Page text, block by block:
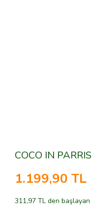
COCO IN
1.199,90 TL
311,97 TL den